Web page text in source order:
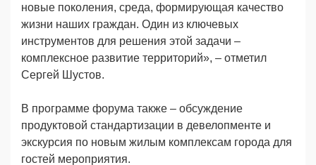
новые поколения, среда, формирующая качество
жизни наших граждан. Один из ключевых
инструментов для решения этой задачи –
комплексное развитие территорий», – отметил
Сергей Шустов.
В программе форума также – обсуждение
продуктовой стандартизации в девелопменте и
экскурсия по новым жилым комплексам города для
гостей мероприятия.